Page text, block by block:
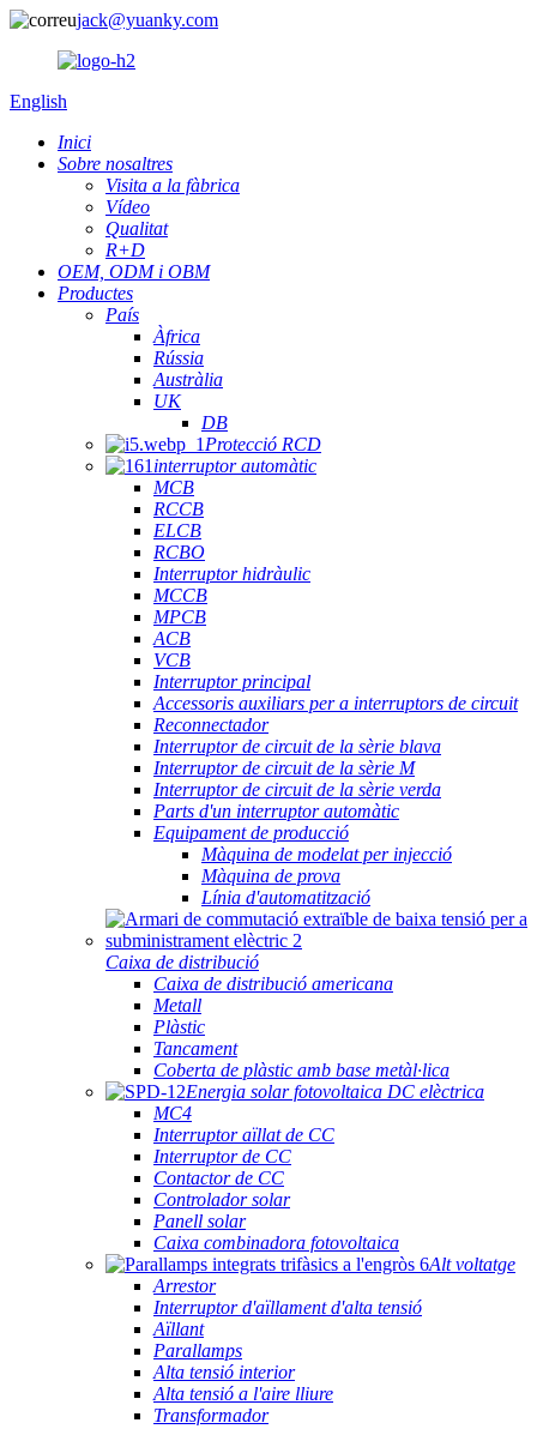
jack@yuanky.com
English
Inici
Sobre nosaltres
Visita a la fàbrica
Vídeo
Qualitat
R+D
OEM, ODM i OBM
Productes
País
Àfrica
Rússia
Austràlia
UK
DB
Protecció RCD
interruptor automàtic
MCB
RCCB
ELCB
RCBO
Interruptor hidràulic
MCCB
MPCB
ACB
VCB
Interruptor principal
Accessoris auxiliars per a interruptors de circuit
Reconnectador
Interruptor de circuit de la sèrie blava
Interruptor de circuit de la sèrie M
Interruptor de circuit de la sèrie verda
Parts d'un interruptor automàtic
Equipament de producció
Màquina de modelat per injecció
Màquina de prova
Línia d'automatització
Caixa de distribució
Caixa de distribució americana
Metall
Plàstic
Tancament
Coberta de plàstic amb base metàl·lica
Energia solar fotovoltaica DC elèctrica
MC4
Interruptor aïllat de CC
Interruptor de CC
Contactor de CC
Controlador solar
Panell solar
Caixa combinadora fotovoltaica
Alt voltatge
Arrestor
Interruptor d'aïllament d'alta tensió
Aïllant
Parallamps
Alta tensió interior
Alta tensió a l'aire lliure
Transformador